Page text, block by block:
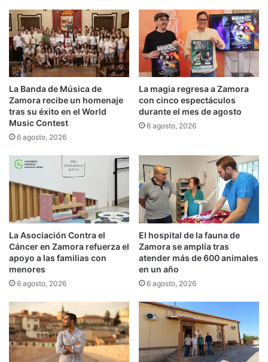
La Banda de Música de
Zamora recibe un homenaje
tras su éxito en el World
Music Contest
6 agosto, 2026
La magia regresa a Zamora
con cinco espectáculos
durante el mes de agosto
6 agosto, 2026
La Asociación Contra el
Cáncer en Zamora refuerza el
apoyo a las familias con
menores
6 agosto, 2026
El hospital de la fauna de
Zamora se amplía tras
atender más de 600 animales
en un año
6 agosto, 2026